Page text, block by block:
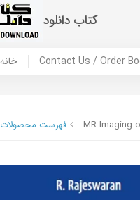
کتاب دانلود
HOME خانه
فهرست محصولات MR Imaging